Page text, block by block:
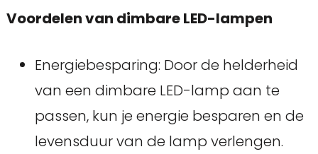
Voordelen van dimbare LED-lampen
Energiebesparing: Door de helderheid
van een dimbare LED-lamp aan te
passen, kun je energie besparen en de
levensduur van de lamp verlengen.